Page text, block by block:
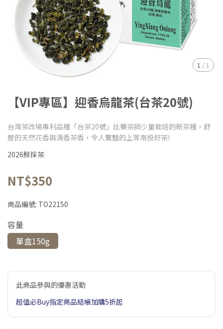
1 / 1
【VIP專區】迎香烏龍茶(台茶20號)
台灣茶改場專利品種「台茶20號」比賽茶師少量栽培的新茶種，舒
壓的天然花香與清香茶香，令人驚豔的上等南投好茶!
2026鮮採茶
NT$350
商品編號: TO22150
容量
單盒150g
此商品參與的優惠活動
超值必Buy指定商品結帳加購5折起